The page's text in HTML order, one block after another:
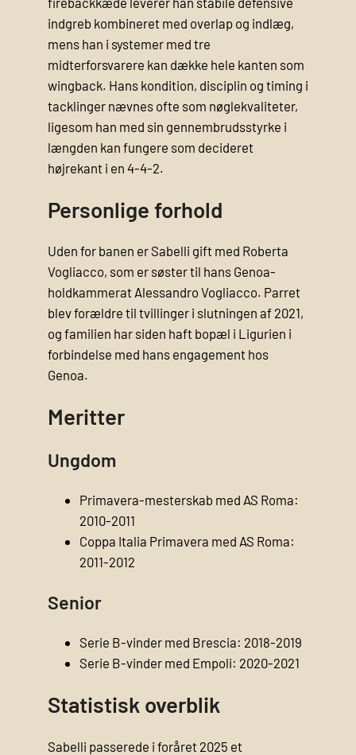
indgreb kombineret med overlap og indlæg,
mens han i systemer med tre
midterforsvarere kan dække hele kanten som
wingback. Hans kondition, disciplin og timing i
tacklinger nævnes ofte som nøglekvaliteter,
ligesom han med sin gennembrudsstyrke i
længden kan fungere som decideret
højrekant i en 4-4-2.
Personlige forhold
Uden for banen er Sabelli gift med Roberta
Vogliacco, som er søster til hans Genoa‐
holdkammerat Alessandro Vogliacco. Parret
blev forældre til tvillinger i slutningen af 2021,
og familien har siden haft bopæl i Ligurien i
forbindelse med hans engagement hos
Genoa.
Meritter
Ungdom
Primavera-mesterskab med AS Roma:
2010-2011
Coppa Italia Primavera med AS Roma:
2011-2012
Senior
Serie B-vinder med Brescia: 2018-2019
Serie B-vinder med Empoli: 2020-2021
Statistisk overblik
Sabelli passerede i foråret 2025 et